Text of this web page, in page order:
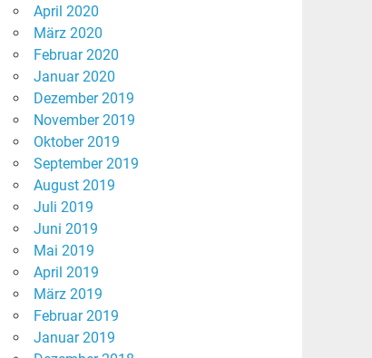
April 2020
März 2020
Februar 2020
Januar 2020
Dezember 2019
November 2019
Oktober 2019
September 2019
August 2019
Juli 2019
Juni 2019
Mai 2019
April 2019
März 2019
Februar 2019
Januar 2019